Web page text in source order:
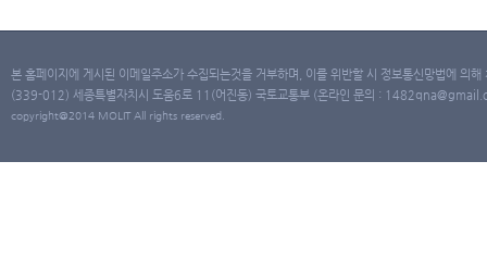
본 홈페이지에 게시된 이메일주소가 수집되는것을 거부하며, 이를 위반할 시 정보통신망법에 의
(339-012) 세종특별자치시 도움6로 11(어진동) 국토교통부 (온라인 문의 :
copyright@2014 MOLIT All rights reserved.